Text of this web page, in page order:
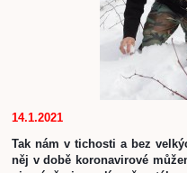
14.1.2021
Tak nám v tichosti a bez
něj v době koronavirové